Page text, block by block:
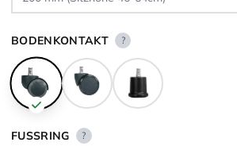
BODENKONTAKT ?
FUSSRING ?